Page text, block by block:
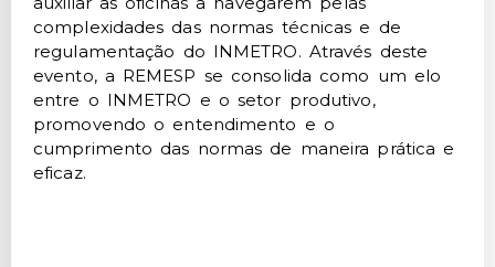
complexidades das normas técnicas e de
regulamentação do INMETRO. Através deste
evento, a REMESP se consolida como um elo
entre o INMETRO e o setor produtivo,
promovendo o entendimento e o
cumprimento das normas de maneira prática e
eficaz.